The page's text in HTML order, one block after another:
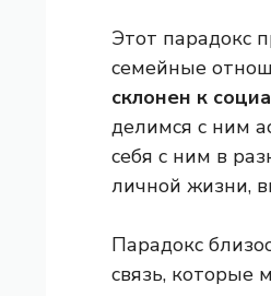
Этот парадокс
семейные
склонен к
делимся с ним
себя с ним в
личной жизни,
Парадокс
связь, которые